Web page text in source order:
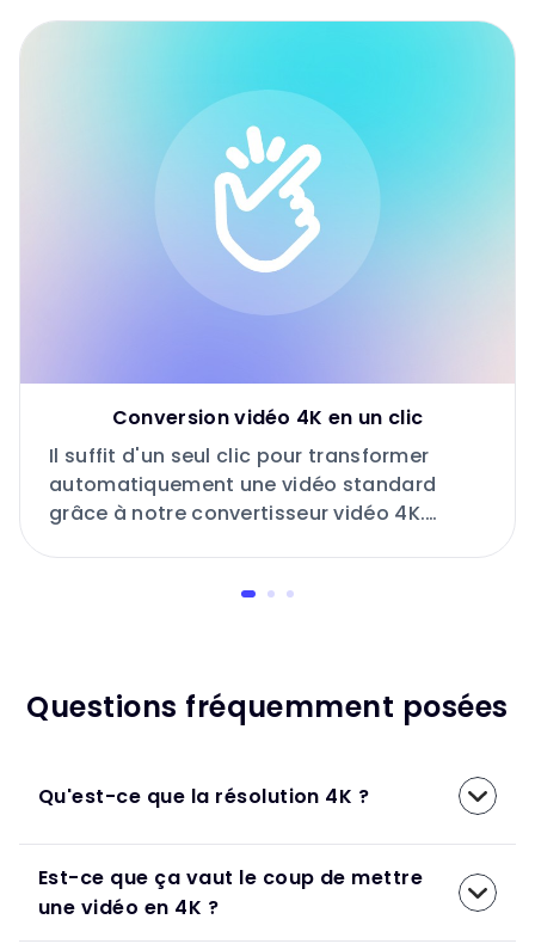
Conversion vidéo 4K en un clic
Il suffit d'un seul clic pour transformer
automatiquement une vidéo standard
grâce à notre convertisseur vidéo 4K.
Questions fréquemment posées
Qu'est-ce que la résolution 4K ?
Est-ce que ça vaut le coup de mettre
une vidéo en 4K ?